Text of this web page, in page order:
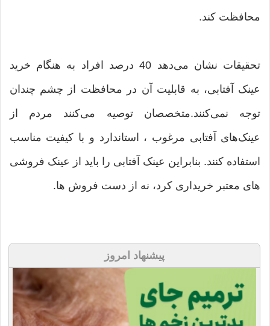
محافظت کند.
تحقیقات نشان می‌دهد 40 درصد افراد به هنگام خرید
عینک آفتابی، به قابلیت آن در محافظت از چشم چندان
توجه نمی‌کنند.متخصصان توصیه می‌کنند مردم از
عینک‌های آفتابی مرغوب ، استاندارد و با کیفیت مناسب
استفاده کنند. بنابراین عینک آفتابی را باید از عینک فروشی
های معتبر خریداری کرد، نه از دست فروش ها.
پیشنهاد امروز